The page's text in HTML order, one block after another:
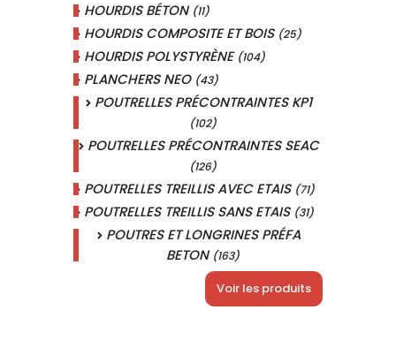
HOURDIS BÉTON (11)
HOURDIS COMPOSITE ET BOIS (25)
HOURDIS POLYSTYRÈNE (104)
PLANCHERS NEO (43)
POUTRELLES PRÉCONTRAINTES KP1
(102)
POUTRELLES PRÉCONTRAINTES SEAC
(126)
POUTRELLES TREILLIS AVEC ETAIS (71)
POUTRELLES TREILLIS SANS ETAIS (31)
POUTRES ET LONGRINES PRÉFA
BETON (163)
Voir les produits